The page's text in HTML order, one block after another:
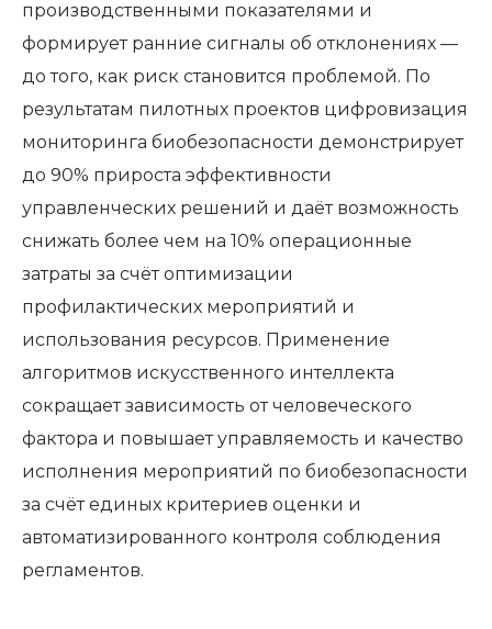
производственными показателями и
формирует ранние сигналы об отклонениях —
до того, как риск становится проблемой. По
результатам пилотных проектов цифровизация
мониторинга биобезопасности демонстрирует
до 90% прироста эффективности
управленческих решений и даёт возможность
снижать более чем на 10% операционные
затраты за счёт оптимизации
профилактических мероприятий и
использования ресурсов. Применение
алгоритмов искусственного интеллекта
сокращает зависимость от человеческого
фактора и повышает управляемость и качество
исполнения мероприятий по биобезопасности
за счёт единых критериев оценки и
автоматизированного контроля соблюдения
регламентов.